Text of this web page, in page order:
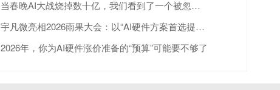
当春晚AI大战烧掉数十亿，我们看到了一个被忽视的真相
宇凡微亮相2026雨果大会：以“AI硬件方案首选提供商”赋能跨境出海
2026年，你为AI硬件涨价准备的“预算”可能要不够了